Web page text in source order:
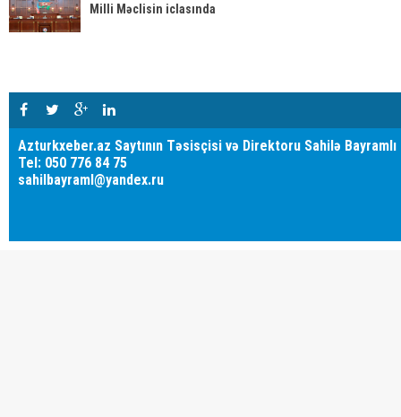
Milli Məclisin iclasında
Azturkxeber.az Saytının Təsisçisi və Direktoru Sahilə Bayramlı
Tel: 050 776 84 75
sahilbayraml@yandex.ru